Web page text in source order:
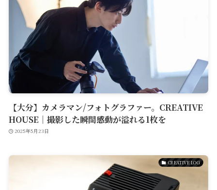
Service
Reservation
公式アプリ
【大分】カメラマン/フォトグラファー。CREATIVE
HOUSE｜撮影した瞬間感動が溢れる1枚を
2025年5月23日
CREATIVE LOG